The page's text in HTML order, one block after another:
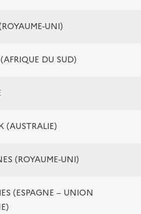
UNI)
DU SUD)
(AUSTRALIE)
(ROYAUME-UNI)
(ESPAGNE – UNION